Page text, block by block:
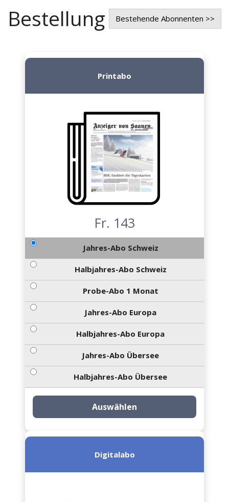
Bestellung Bestehende Abonnenten >>
Printabo
Fr. 143
Jahres-Abo Schweiz
Halbjahres-Abo Schweiz
Probe-Abo 1 Monat
Jahres-Abo Europa
Halbjahres-Abo Europa
Jahres-Abo Übersee
Halbjahres-Abo Übersee
Auswählen
Digitalabo